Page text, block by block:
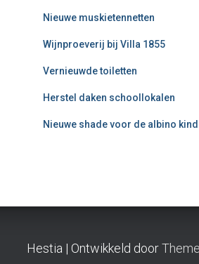
Nieuwe muskietennetten
Wijnproeverij bij Villa 1855
Vernieuwde toiletten
Herstel daken schoollokalen
Nieuwe shade voor de albino
Hestia | Ontwikkeld door